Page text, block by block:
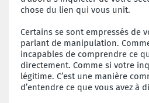
chose du lien qui vous unit.
Certains se sont empressés de
parlant de manipulation.
incapables de comprendre ce
directement. Comme si votre
légitime. C’est une manière
d’entendre ce que vous avez à